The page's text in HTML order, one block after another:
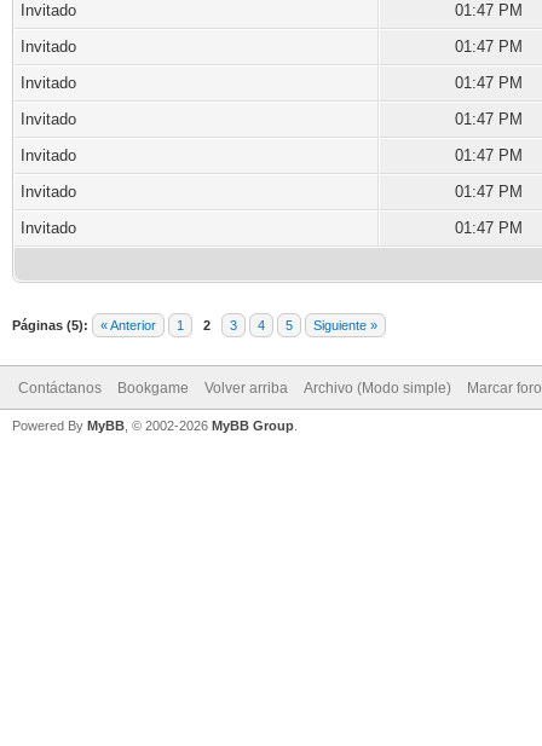
Invitado
01:47 PM
Invitado
01:47 PM
Invitado
01:47 PM
Invitado
01:47 PM
Invitado
01:47 PM
Invitado
01:47 PM
Invitado
01:47 PM
Páginas (5): « Anterior 1 2 3 4 5 Siguiente »
Contáctanos Bookgame Volver arriba Archivo (Modo simple) Marcar
Powered By MyBB , © 2002-2026 MyBB Group